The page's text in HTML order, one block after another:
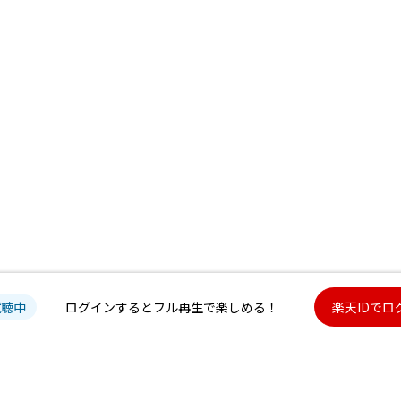
中 ログインするとフル再生で楽しめる！ 楽天IDでロ